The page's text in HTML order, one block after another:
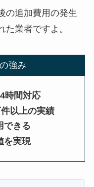
の追加費用の発生
た業者ですよ。
強み
時間対応
以上の実績
できる
を実現